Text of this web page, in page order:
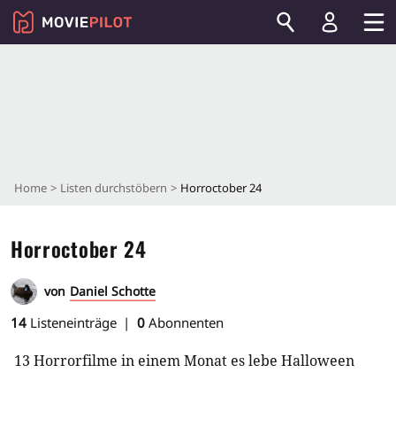
Home Listen durchstöbern Horroctober 24
Horroctober 24
von Daniel Schotte
14 Listeneinträge 0 Abonnenten
13 Horrorfilme in einem Monat es lebe Halloween